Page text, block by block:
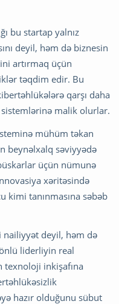
bu startap yalnız
deyil, həm də biznesin
artırmaq üçün
təqdim edir. Bu
qarşı daha
malik olurlar.
mühüm təkan
beynəlxalq səviyyədə
üçün nümunə
xəritəsində
kimi tanınmasına səbəb
deyil, həm də
liderliyin real
texnoloji inkişafına
hazır olduğunu sübut